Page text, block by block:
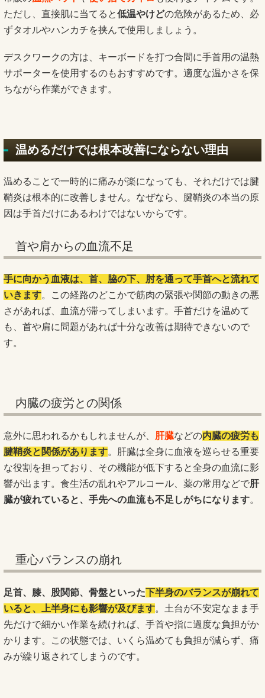
ただし、直接肌に当てると低温やけどの危険があるため、必
ずタオルやハンカチを挟んで使用しましょう。
デスクワークの方は、キーボードを打つ合間に手首用の温熱
サポーターを使用するのもおすすめです。適度な温かさを保
ちながら作業ができます。
温めるだけでは根本改善にならない理由
温めることで一時的に痛みが楽になっても、それだけでは腱
鞘炎は根本的に改善しません。なぜなら、腱鞘炎の本当の原
因は手首だけにあるわけではないからです。
首や肩からの血流不足
手に向かう血液は、首、脇の下、肘を通って手首へと流れて
いきます。この経路のどこかで筋肉の緊張や関節の動きの悪
さがあれば、血流が滞ってしまいます。手首だけを温めて
も、首や肩に問題があれば十分な改善は期待できないので
す。
内臓の疲労との関係
意外に思われるかもしれませんが、 肝臓などの内臓の疲労も
腱鞘炎と関係があります。肝臓は全身に血液を巡らせる重要
な役割を担っており、その機能が低下すると全身の血流に影
響が出ます。食生活の乱れやアルコール、薬の常用などで肝
臓が疲れていると、手先への血流も不足しがちになります。
重心バランスの崩れ
足首、膝、股関節、骨盤といった下半身のバランスが崩れて
いると、上半身にも影響が及びます。土台が不安定なまま手
先だけで細かい作業を続ければ、手首や指に過度な負担がか
かります。この状態では、いくら温めても負担が減らず、痛
みが繰り返されてしまうのです。